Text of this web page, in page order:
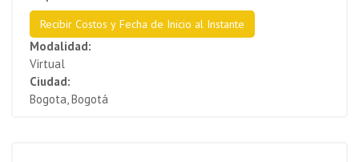
Recibir Costos y Fecha de Inicio al Instante
Modalidad:
Virtual
Ciudad:
Bogota, Bogotá